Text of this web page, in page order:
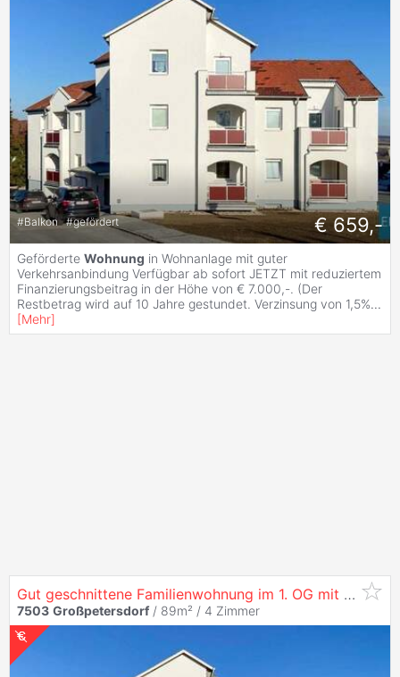
#Balkon #gefördert € 659,-
Geförderte Wohnung in Wohnanlage mit guter
Verkehrsanbindung Verfügbar ab sofort JETZT mit reduziertem
Finanzierungsbeitrag in der Höhe von € 7.000,-. (Der
Restbetrag wird auf 10 Jahre gestundet. Verzinsung von 1,5%...
[Mehr]
Gut geschnittene Familienwohnung im 1. OG mit Loggia
7503 Großpetersdorf / 89m² / 4 Zimmer